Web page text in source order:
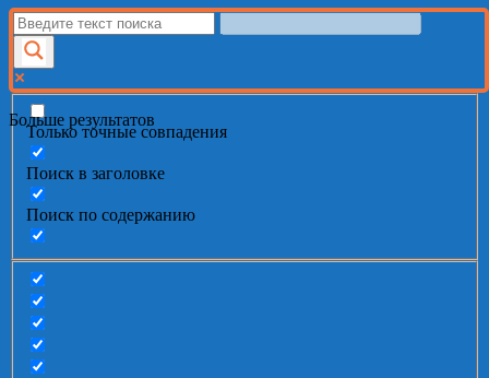
Больше результатов
Только точные совпадения
Поиск в заголовке
Поиск по содержанию